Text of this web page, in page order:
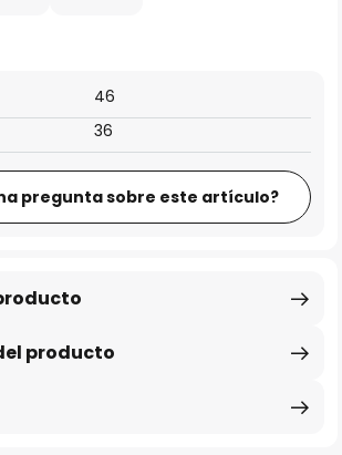
46
36
pregunta sobre este artículo?
producto